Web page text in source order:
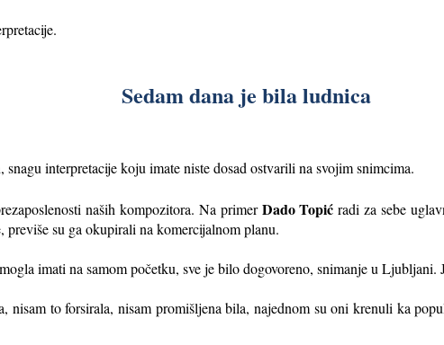
Sedam dana je bila ludnica
snagu interpretacije koju imate niste dosad ostvarili na svojim snimcima.
naših kompozitora. Na primerDado Topić radi za sebe
previše su ga okupirali na komercijalnom planu.
imati na samom početku, sve je bilo dogovoreno, snimanje u Ljubljani.
nisam to forsirala, nisam promišljena bila, najednom su oni krenuli ka